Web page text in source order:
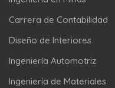
Carrera de Contabilidad
Diseño de Interiores
Ingeniería Automotriz
Ingeniería de Materiales